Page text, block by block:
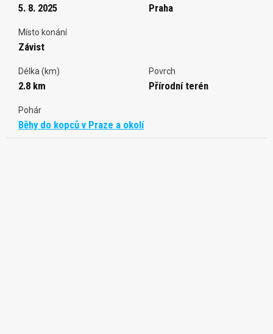
5. 8. 2025 Praha
Místo konání
Závist
Délka (km)
2.8 km
Povrch
Přírodní terén
Pohár
Běhy do kopců v Praze a okolí